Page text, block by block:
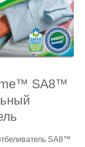
SA8™
SA8™